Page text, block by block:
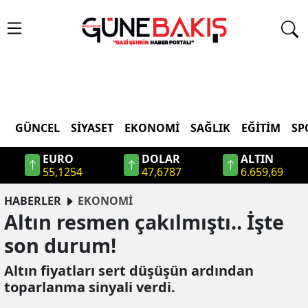
GÜNCEL SIYASET EKONOMI SAĞLIK EĞITIM
EURO
55,1254
DOLAR
47,6787
ALTIN
6.659,69
HABERLER
EKONOMİ
Altın resmen çakılmıştı.. İşte
son durum!
Altın fiyatları sert düşüşün ardından
toparlanma sinyali verdi.